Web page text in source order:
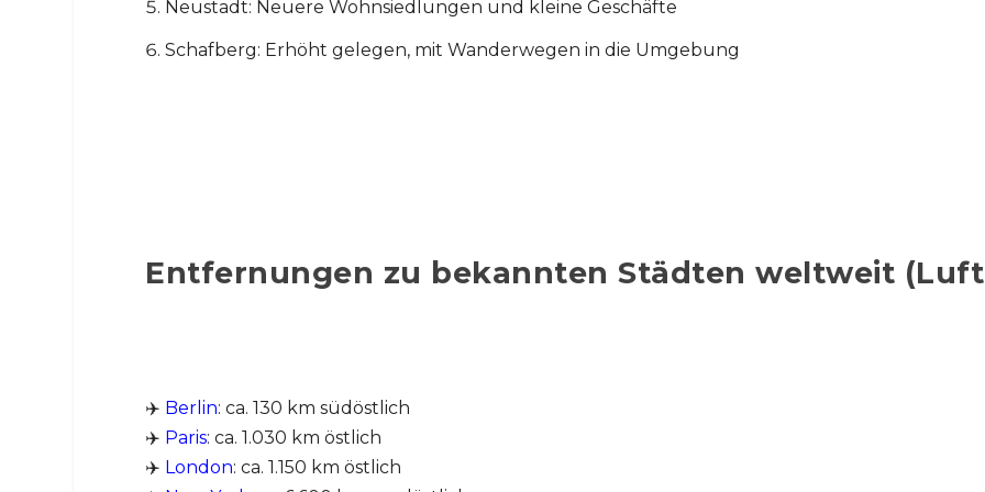
Neustadt: Neuere Wohnsiedlungen und kleine Geschäfte
Schafberg: Erhöht gelegen, mit Wanderwegen in die Umgebung
Entfernungen zu bekannten Städten weltweit
✈️ Berlin: ca. 130 km südöstlich
✈️ Paris: ca. 1.030 km östlich
✈️ London: ca. 1.150 km östlich